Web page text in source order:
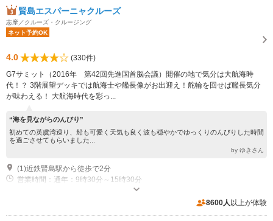
賢島エスパーニャクルーズ
志摩／クルーズ・クルージング
ネット予約OK
4.0
(330件)
G7サミット（2016年 第42回先進国首脳会議）開催の地で気分は大航海時
代！？ 3階展望デッキでは航海士や艦長像がお出迎え！舵輪を回せば艦長気分
が味わえる！ 大航海時代を彩っ...
“海を見ながらのんびり”
初めての英虞湾巡り、船も可愛く天気も良く波も穏やかでゆっくりのんびりした時間
を過ごさせてもらいました...
by ゆきさん
(1)近鉄賢島駅から徒歩で2分
営業時間：通年：9時30分～15時30分
8600人 以上が体験